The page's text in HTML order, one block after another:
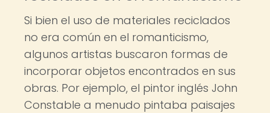
Si bien el uso de materiales reciclados
no era común en el romanticismo,
algunos artistas buscaron formas de
incorporar objetos encontrados en sus
obras. Por ejemplo, el pintor inglés John
Constable a menudo pintaba paisajes